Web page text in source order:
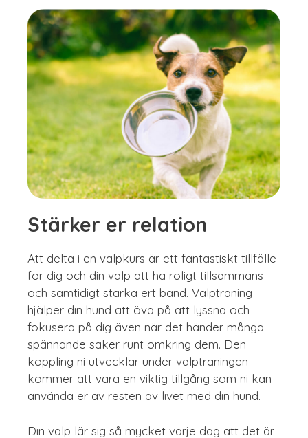
Stärker er relation
Att delta i en valpkurs är ett fantastiskt tillfälle
för dig och din valp att ha roligt tillsammans
och samtidigt stärka ert band. Valpträning
hjälper din hund att öva på att lyssna och
fokusera på dig även när det händer många
spännande saker runt omkring dem. Den
koppling ni utvecklar under valpträningen
kommer att vara en viktig tillgång som ni kan
använda er av resten av livet med din hund.
Din valp lär sig så mycket varje dag att det är